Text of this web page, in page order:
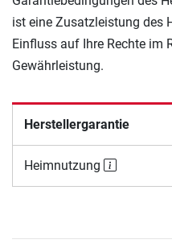
ist eine Zusatzleistung des
Einfluss auf Ihre Rechte im
Gewährleistung.
Herstellergarantie
Heimnutzung